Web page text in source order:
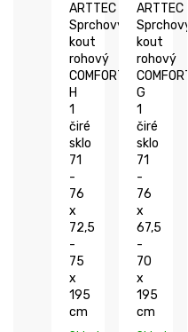
ARTTEC
Sprchový
kout
rohový
COMFORT
H
1
čiré
sklo
71
-
76
x
72,5
-
75
x
195
cm
ARTTEC
Sprchový
kout
rohový
COMFORT
G
1
čiré
sklo
71
-
76
x
67,5
-
70
x
195
cm